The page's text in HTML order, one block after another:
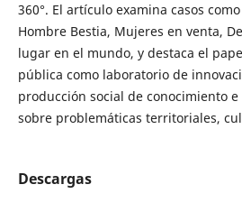
360°. El artículo examina casos
Hombre Bestia, Mujeres en venta,
lugar en el mundo, y destaca el
pública como laboratorio de
producción social de conocimiento
sobre problemáticas territoriales,
Descargas